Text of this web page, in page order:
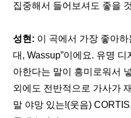
집중해서 들어보셔도 좋을
성현: 이 곡에서 가장 좋아하
대, Wassup”이에요. 유명
아한다는 말이 흥미로워서
외에도 전반적으로 가사가
말 야망 있는!(웃음)